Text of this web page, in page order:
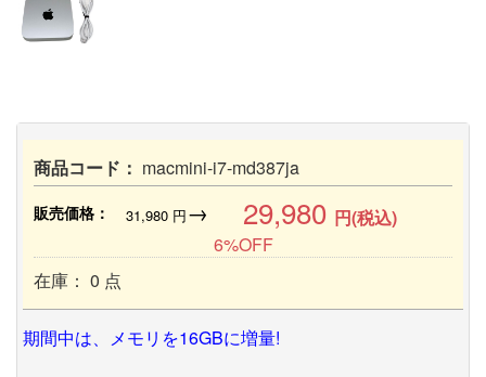
商品コード： macmini-i7-md387ja
販売価格： 31,980円→ 29,980 円(税込)
6%OFF
在庫： 0 点
期間中は、メモリを16GBに増量!